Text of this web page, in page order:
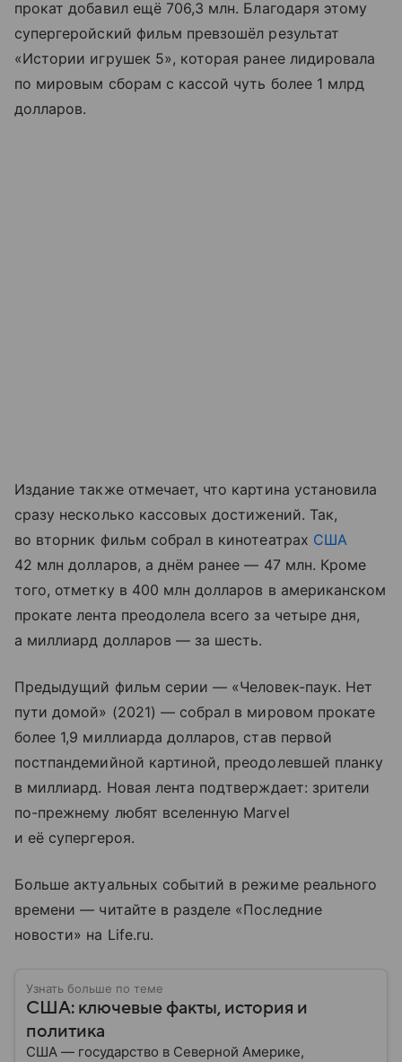
прокат добавил ещё 706,3 млн. Благодаря этому
супергеройский фильм превзошёл результат
«Истории игрушек 5», которая ранее лидировала
по мировым сборам с кассой чуть более 1 млрд
долларов.
Издание также отмечает, что картина установила
сразу несколько кассовых достижений. Так,
во вторник фильм собрал в кинотеатрах США
42 млн долларов, а днём ранее — 47 млн. Кроме
того, отметку в 400 млн долларов в американском
прокате лента преодолела всего за четыре дня,
а миллиард долларов — за шесть.
Предыдущий фильм серии — «Человек-паук. Нет
пути домой» (2021) — собрал в мировом прокате
более 1,9 миллиарда долларов, став первой
постпандемийной картиной, преодолевшей планку
в миллиард. Новая лента подтверждает: зрители
по-прежнему любят вселенную Marvel
и её супергероя.
Больше актуальных событий в режиме реального
времени — читайте в разделе «Последние
новости» на Life.ru.
Узнать больше по теме
США: ключевые факты, история и
политика
США — государство в Северной Америке,